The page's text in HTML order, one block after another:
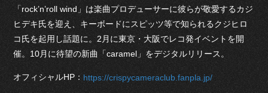
「rock’n’roll wind」は楽曲プロデューサーに彼らが敬愛するカジ
ヒデキ氏を迎え、キーボードにスピッツ等で知られるクジヒロ
コ氏を起用し話題に。2月に東京・大阪でレコ発イベントを開
催。10月に待望の新曲「caramel」をデジタルリリース。
オフィシャルHP： https://crispycameraclub.fanpla.jp/